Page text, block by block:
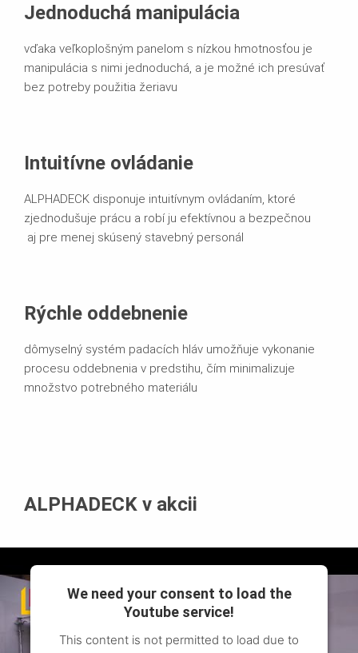
Jednoduchá manipulácia
vďaka veľkoplošným panelom s nízkou hmotnosťou je
manipulácia s nimi jednoduchá, a je možné ich presúvať
bez potreby použitia žeriavu
Intuitívne ovládanie
ALPHADECK disponuje intuitívnym ovládaním, ktoré
zjednodušuje prácu a robí ju efektívnou a bezpečnou
aj pre menej skúsený stavebný personál
Rýchle oddebnenie
dômyselný systém padacích hláv umožňuje vykonanie
procesu oddebnenia v predstihu, čím minimalizuje
množstvo potrebného materiálu
ALPHADECK v akcii
We need your consent to load the
Youtube service!
This content is not permitted to load due to